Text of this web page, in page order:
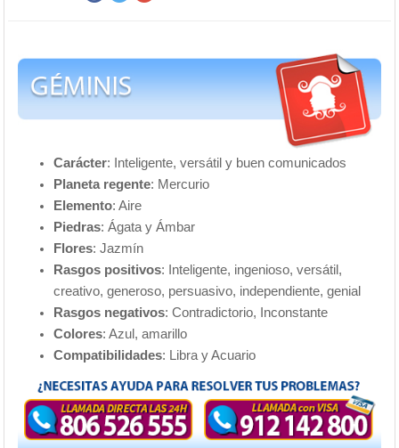
Carácter: Inteligente, versátil y buen comunicados
Planeta regente: Mercurio
Elemento: Aire
Piedras: Ágata y Ámbar
Flores: Jazmín
Rasgos positivos: Inteligente, ingenioso, versátil,
creativo, generoso, persuasivo, independiente, genial
Rasgos negativos: Contradictorio, Inconstante
Colores: Azul, amarillo
Compatibilidades: Libra y Acuario